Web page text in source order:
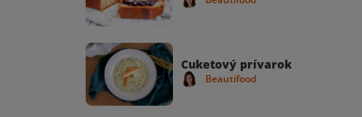
Cuketový prívarok
Beautifood